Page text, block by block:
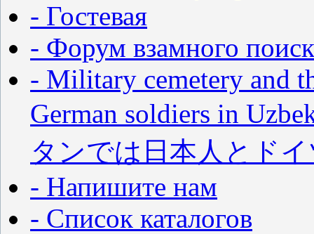
- Гостевая
- Форум взамного
- Military cemetery and
German soldiers in
タンでは日本人とド
- Напишите нам
- Список каталогов